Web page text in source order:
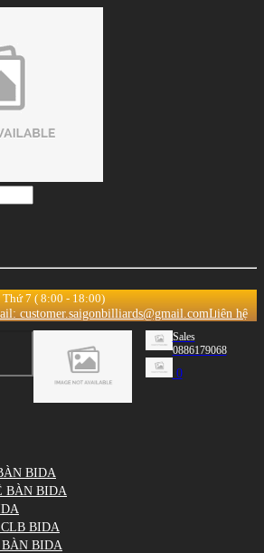
7 ( 8:00 - 18:00)
customer.saigonbilliards@gmail.comLiên hệ
Sales
0886179068
0
BIDA
BÀN BIDA
BIDA
BIDA